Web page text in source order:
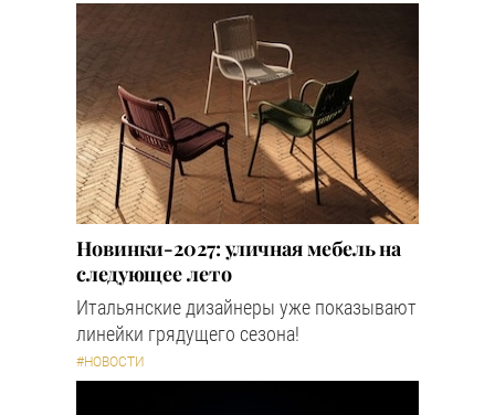
Новинки-2027: уличная мебель на
следующее лето
Итальянские дизайнеры уже показывают
линейки грядущего сезона!
#НОВОСТИ